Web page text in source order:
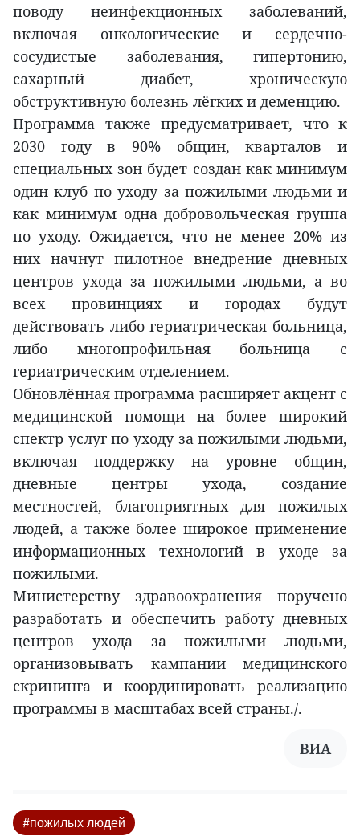
поводу неинфекционных заболеваний,
включая онкологические и сердечно-
сосудистые заболевания, гипертонию,
сахарный диабет, хроническую
обструктивную болезнь лёгких и деменцию.
Программа также предусматривает, что к
2030 году в 90% общин, кварталов и
специальных зон будет создан как минимум
один клуб по уходу за пожилыми людьми и
как минимум одна добровольческая группа
по уходу. Ожидается, что не менее 20% из
них начнут пилотное внедрение дневных
центров ухода за пожилыми людьми, а во
всех провинциях и городах будут
действовать либо гериатрическая больница,
либо многопрофильная больница с
гериатрическим отделением.
Обновлённая программа расширяет акцент с
медицинской помощи на более широкий
спектр услуг по уходу за пожилыми людьми,
включая поддержку на уровне общин,
дневные центры ухода, создание
местностей, благоприятных для пожилых
людей, а также более широкое применение
информационных технологий в уходе за
пожилыми.
Министерству здравоохранения поручено
разработать и обеспечить работу дневных
центров ухода за пожилыми людьми,
организовывать кампании медицинского
скрининга и координировать реализацию
программы в масштабах всей страны./.
ВИА
#пожилых людей